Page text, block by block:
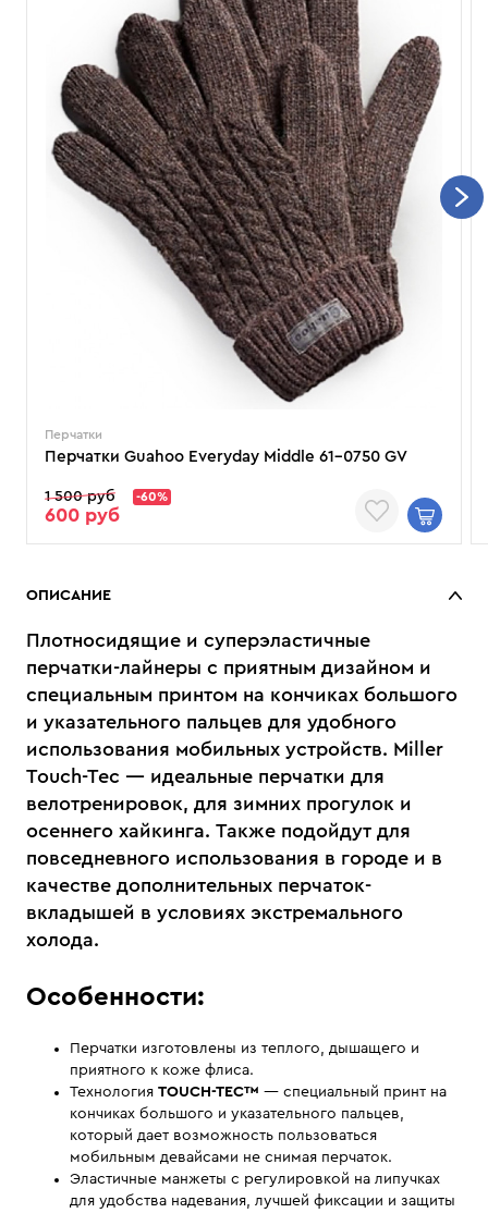
Перчатки
Перчатки Guahoo Everyday Middle 61-0750 GV
1 500 руб -60%
600 руб
ОПИСАНИЕ
Плотносидящие и суперэластичные
перчатки-лайнеры с приятным дизайном и
специальным принтом на кончиках большого
и указательного пальцев для удобного
использования мобильных устройств. Miller
Touch-Tec — идеальные перчатки для
велотренировок, для зимних прогулок и
осеннего хайкинга. Также подойдут для
повседневного использования в городе и в
качестве дополнительных перчаток-
вкладышей в условиях экстремального
холода.
Особенности:
Перчатки изготовлены из теплого, дышащего и
приятного к коже флиса.
Технология TOUCH-TEC™ — специальный принт на
кончиках большого и указательного пальцев,
который дает возможность пользоваться
мобильным девайсами не снимая перчаток.
Эластичные манжеты с регулировкой на липучках
для удобства надевания, лучшей фиксации и защиты